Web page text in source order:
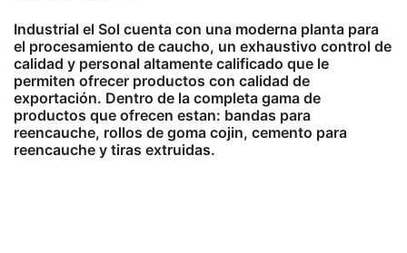
Industrial el Sol cuenta con una moderna planta para
el procesamiento de caucho, un exhaustivo control de
calidad y personal altamente calificado que le
permiten ofrecer productos con calidad de
exportación. Dentro de la completa gama de
productos que ofrecen estan: bandas para
reencauche, rollos de goma cojin, cemento para
reencauche y tiras extruidas.